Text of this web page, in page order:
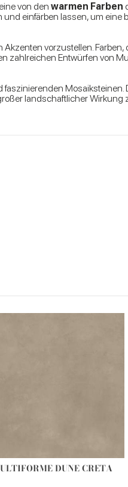
von den warmen Farben
einfärben lassen, um eine
Akzenten vorzustellen.
zahlreichen Entwürfen von
Mosaiksteinen.
landschaftlicher Wirkung
DUNE CRETA